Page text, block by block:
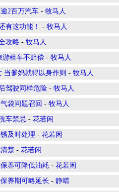
2百万汽车 - 牧马人
有这功能！ - 牧马人
攻略 - 牧马人
游租车不赔偿 - 牧马人
当爹妈就得以身作则 - 牧马人
驾驶同样危险 - 牧马人
袋问题召回 - 牧马人
车禁忌 - 花若闲
及时处理 - 花若闲
楚 - 花若闲
养可降低油耗 - 花若闲
养期可略延长 - 静晴